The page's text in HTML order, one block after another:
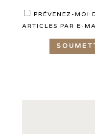
PRÉVENEZ-MOI
ARTICLES PAR E-